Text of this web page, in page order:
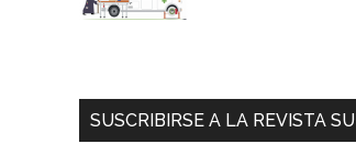
SUSCRIBIRSE A LA REVISTA